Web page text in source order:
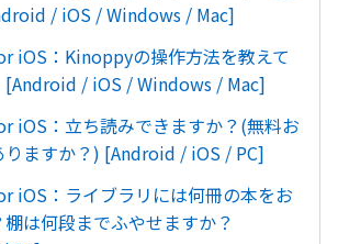
/ iOS / Windows / Mac]
iOS：Kinoppyの操作方法を教えて
[Android / iOS / Windows / Mac]
iOS：立ち読みできますか？(無料お
りますか？) [Android / iOS / PC]
iOS：ライブラリには何冊の本をお
は何段までふやせますか？